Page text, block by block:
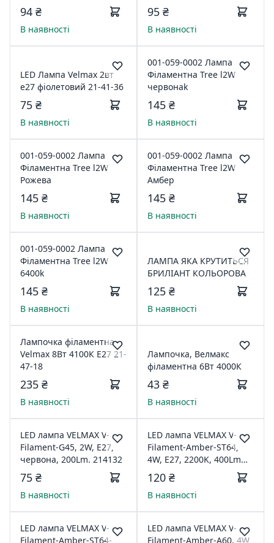
94 ₴
В наявності
95 ₴
В наявності
LED Лампа Velmax 2вт
е27 фіолетовий 21-41-36
75 ₴
В наявності
001-059-0002 Лампа
Філаментна Tree l2W
червонаk
145 ₴
В наявності
001-059-0002 Лампа
Філаментна Tree l2W
Рожева
145 ₴
В наявності
001-059-0002 Лампа
Філаментна Tree l2W
Амбер
145 ₴
В наявності
001-059-0002 Лампа
Філаментна Tree l2W
6400k
145 ₴
В наявності
ЛАМПА ЯКА КРУТИТЬСЯ
БРИЛІАНТ КОЛЬОРОВА
125 ₴
В наявності
Лампочка філаментна
Velmax 8Вт 4100К Е27 21-
47-18
235 ₴
В наявності
Лампочка, Велмакс
філаментна 6Вт 4000К
43 ₴
В наявності
LED лампа VELMAX V-
Filament-G45, 2W, E27,
червона, 200Lm. 214132
75 ₴
В наявності
LED лампа VELMAX V-
Filament-Amber-ST64,
4W, E27, 2200K, 400Lm
21-43-25
120 ₴
В наявності
LED лампа VELMAX V-
Filament-Amber-ST64-
LED лампа VELMAX V-
Filament-Amber-A60, 4W,